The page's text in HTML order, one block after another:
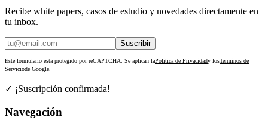
Recibe white papers, casos de estudio y novedades directamente en
tu inbox.
Suscribir
Este formulario esta protegido por reCAPTCHA. Se aplican laPolitica de Privacidady losTerminos de
Serviciode Google.
✓ ¡Suscripción confirmada!
Navegación